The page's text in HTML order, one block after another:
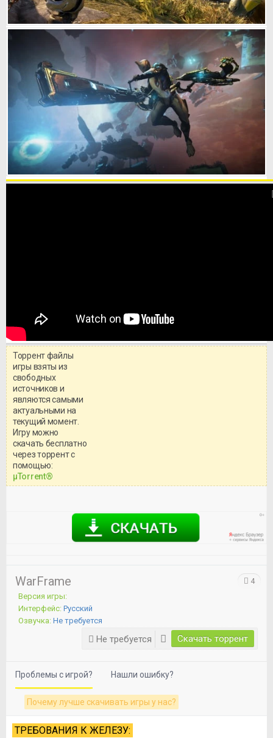
системными требованиями и
Торрент файлы
игры взяты из
свободных
источников и
являются самыми
актуальными на
текущий момент.
Игру можно
скачать бесплатно
через торрент с
помощью:
μTorrent®
WarFrame
Версия игры:
Интерфейс: Русский
Озвучка: Не требуется
Не требуется Скачать торрент
4
Проблемы с игрой? Нашли ошибку?
Почему лучше скачивать игры у нас?
ТРЕБОВАНИЯ К ЖЕЛЕЗУ: